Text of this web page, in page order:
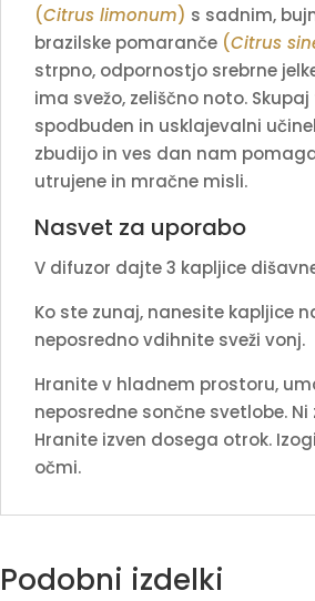
(Citrus limonum) s sadnim,
brazilske pomaranče (Citrus
strpno, odpornostjo srebrne
ima svežo, zeliščno noto.
spodbuden in usklajevalni
zbudijo in ves dan nam
utrujene in mračne misli.
Nasvet za uporabo
V difuzor dajte 3 kapljice
Ko ste zunaj, nanesite kapljice
neposredno vdihnite sveži vonj.
Hranite v hladnem prostoru,
neposredne sončne svetlobe. Ni
Hranite izven dosega otrok.
očmi.
Podobni izdelki